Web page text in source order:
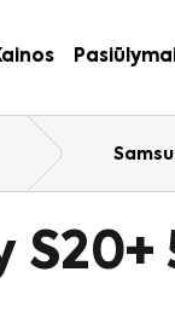
S20+